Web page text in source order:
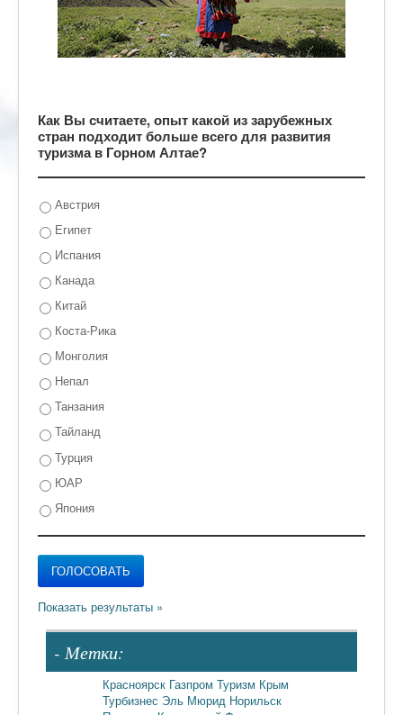
Как Вы считаете, опыт какой из зарубежных
стран подходит больше всего для развития
туризма в Горном Алтае?
Австрия
Египет
Испания
Канада
Китай
Коста-Рика
Монголия
Непал
Танзания
Тайланд
Турция
ЮАР
Япония
- Метки:
Красноярск Газпром Туризм Крым
Турбизнес Эль Мюрид Норильск